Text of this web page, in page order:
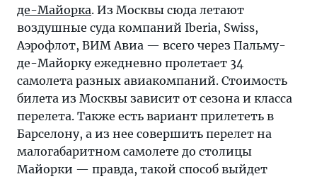
де-Майорка. Из Москвы сюда летают
воздушные суда компаний Iberia, Swiss,
Аэрофлот, ВИМ Авиа — всего через Пальму-
де-Майорку ежедневно пролетает 34
самолета разных авиакомпаний. Стоимость
билета из Москвы зависит от сезона и класса
перелета. Также есть вариант прилететь в
Барселону, а из нее совершить перелет на
малогабаритном самолете до столицы
Майорки — правда, такой способ выйдет